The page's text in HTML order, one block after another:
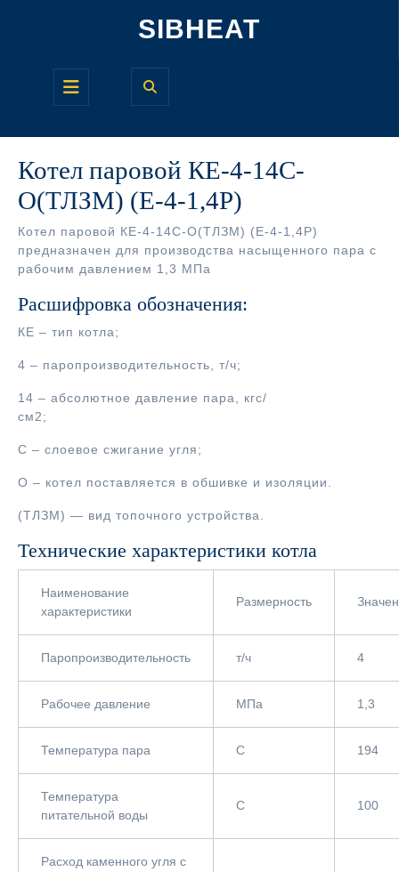
SIBHEAT
Кнопка
Котел паровой КЕ-4-14С-
О(ТЛЗМ) (Е-4-1,4Р)
Котел паровой КЕ-4-14С-О(ТЛЗМ) (Е-4-1,4Р)
предназначен для производства насыщенного пара с
рабочим давлением 1,3 МПа
Расшифровка обозначения:
КЕ – тип котла;
4 – паропроизводительность, т/ч;
14 – абсолютное давление пара, кгс/
см2;
С – слоевое сжигание угля;
О – котел поставляется в обшивке и изоляции.
(ТЛЗМ) — вид топочного устройства.
Технические характеристики котла
Наименование
характеристики
Размерность
Паропроизводительность т/ч 4
Рабочее давление МПа 1,3
Температура пара С 194
Температура
питательной воды
С 100
Расход каменного угля с